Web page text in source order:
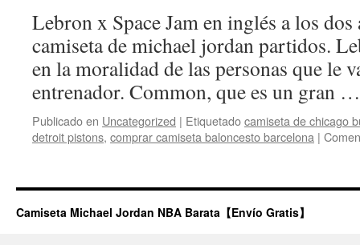
Lebron x Space Jam en inglés a los dos
camiseta de michael jordan partidos.
en la moralidad de las personas que le
entrenador. Common, que es un gran
Publicado en Uncategorized | Etiquetadocamiseta de chicago
detroit pistons, comprar camiseta baloncesto barcelona |
Camiseta Michael Jordan NBA Barata【Envío Gratis】